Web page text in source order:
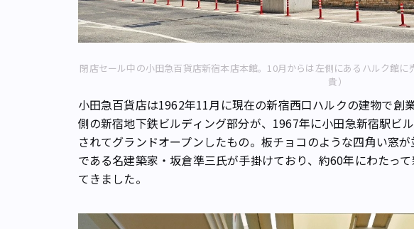
閉店セール中の小田急百貨店新宿本店本館。10月からは左側にあるハルク館
貴）
小田急百貨店は1962年11月に現在の新宿西口ハルクの建物で創
側の新宿地下鉄ビルディング部分が、1967年に小田急新宿駅ビ
されてグランドオープンしたもの。板チョコのような四角い窓
である名建築家・坂倉準三氏が手掛けており、約60年にわたっ
てきました。